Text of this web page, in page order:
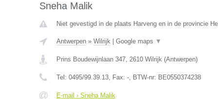
Sneha Malik
Niet gevestigd in de plaats Harveng en in de provincie
Antwerpen» Wilrijk| Google maps ▼
Prins Boudewijnlaan 347, 2610 Wilrijk(Antwerpen)
Tel: 0495/99.39.13, Fax: -, BTW-nr: BE0550374238
E-mail › Sneha Malik